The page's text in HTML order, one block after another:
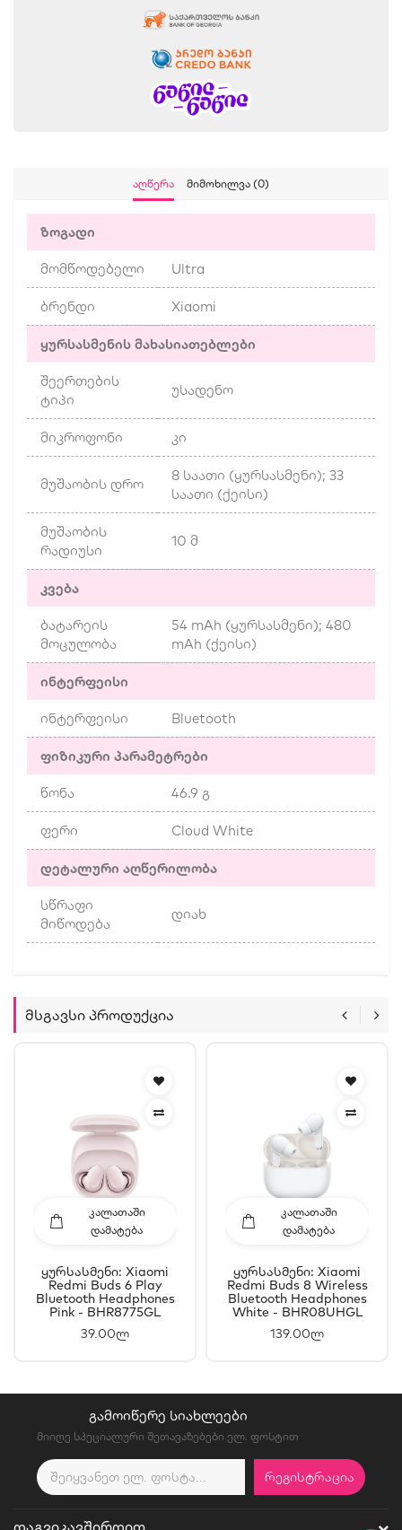
Აღწერა Მიმოხილვა (0)
ზოგადი
მომწოდებელი Ultra
ბრენდი Xiaomi
ყურსასმენის მახასიათებლები
შეერთების
ტიპი
უსადენო
მიკროფონი კი
მუშაობის დრო
8 საათი (ყურსასმენი); 33
საათი (ქეისი)
მუშაობის
რადიუსი
10 მ
კვება
ბატარეის
მოცულობა
54 mAh (ყურსასმენი); 480
mAh (ქეისი)
ინტერფეისი
ინტერფეისი Bluetooth
ფიზიკური პარამეტრები
წონა 46.9 გ
ფერი Cloud White
დეტალური აღწერილობა
სწრაფი
მიწოდება
დიახ
Მსგავსი Პროდუქცია
ᲙᲐᲚᲐᲗᲐᲨᲘ
ᲓᲐᲛᲐᲢᲔᲑᲐ
Ყურსასმენი: Xiaomi
Redmi Buds 6 Play
Bluetooth Headphones
Pink - BHR8775GL
39.00ლ
ᲙᲐᲚᲐᲗᲐᲨᲘ
ᲓᲐᲛᲐᲢᲔᲑᲐ
Ყურსასმენი: Xiaomi
Redmi Buds 8 Wireless
Bluetooth Headphones
White - BHR08UHGL
139.00ლ
ᲒᲐᲛᲝᲘᲬᲔᲠᲔ ᲡᲘᲐᲮᲚᲔᲔᲑᲘ
მიიღე სპეციალური შეთავაზებები ელ. ფოსტით
ᲠᲔᲒᲘᲡᲢᲠᲐᲪᲘᲐ
ᲓᲐᲒᲕᲘᲙᲐᲕᲨᲘᲠᲓᲘᲗ